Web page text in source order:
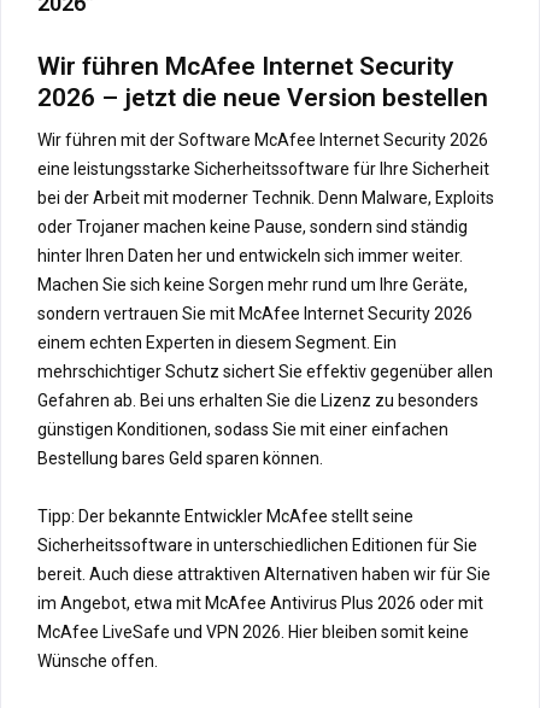
Wir führen McAfee Internet Security
2026 – jetzt die neue Version bestellen
Wir führen mit der Software McAfee Internet Security 2026
eine leistungsstarke Sicherheitssoftware für Ihre Sicherheit
bei der Arbeit mit moderner Technik. Denn Malware, Exploits
oder Trojaner machen keine Pause, sondern sind ständig
hinter Ihren Daten her und entwickeln sich immer weiter.
Machen Sie sich keine Sorgen mehr rund um Ihre Geräte,
sondern vertrauen Sie mit McAfee Internet Security 2026
einem echten Experten in diesem Segment. Ein
mehrschichtiger Schutz sichert Sie effektiv gegenüber allen
Gefahren ab. Bei uns erhalten Sie die Lizenz zu besonders
günstigen Konditionen, sodass Sie mit einer einfachen
Bestellung bares Geld sparen können.
Tipp: Der bekannte Entwickler McAfee stellt seine
Sicherheitssoftware in unterschiedlichen Editionen für Sie
bereit. Auch diese attraktiven Alternativen haben wir für Sie
im Angebot, etwa mit McAfee Antivirus Plus 2026 oder mit
McAfee LiveSafe und VPN 2026. Hier bleiben somit keine
Wünsche offen.